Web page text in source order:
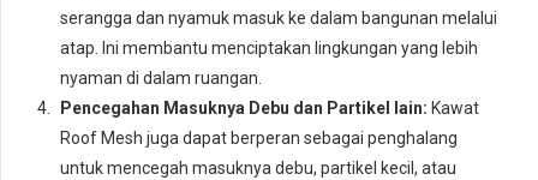
serangga dan nyamuk masuk ke dalam bangunan melalui
atap. Ini membantu menciptakan lingkungan yang lebih
nyaman di dalam ruangan.
Pencegahan Masuknya Debu dan Partikel lain: Kawat
Roof Mesh juga dapat berperan sebagai penghalang
untuk mencegah masuknya debu, partikel kecil, atau